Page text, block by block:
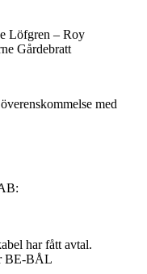
Löfgren – Roy
Gårdebratt
med
har fått avtal.
BE-BÅL